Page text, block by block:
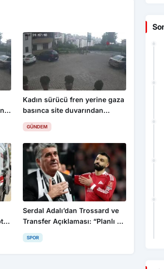
Kadın sürücü fren yerine gaza
basınca site duvarından
aşağıya böyle uçtu: 1’i çocuk 3
yaralı
GÜNDEM
Serdal Adalı’dan Trossard ve
Transfer Açıklaması: “Planlı Bir
Şekilde İlerliyoruz”
SPOR